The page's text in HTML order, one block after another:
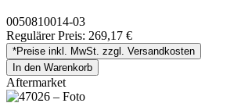
0050810014-03
Regulärer Preis: 269,17 €
*Preise inkl. MwSt. zzgl. Versandkosten
In den Warenkorb
Aftermarket